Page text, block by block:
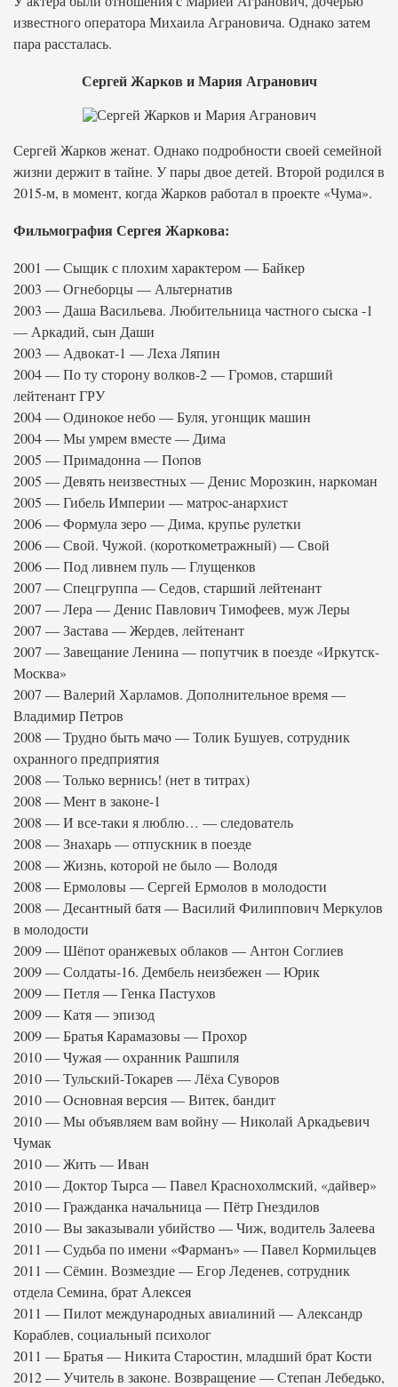
известного оператора Михаила Аграновича. Однако затем
пара рассталась.
Сергей Жарков и Мария Агранович
Сергей Жарков женат. Однако подробности своей семейной
жизни держит в тайне. У пары двое детей. Второй родился в
2015-м, в момент, когда Жарков работал в проекте «Чума».
Фильмография Сергея Жаркова:
2001 — Сыщик с плохим характером — Байкер
2003 — Огнеборцы — Альтернатив
2003 — Даша Васильева. Любительница частного сыска -1
— Аркадий, сын Даши
2003 — Адвокат-1 — Лeхa Ляпин
2004 — По ту сторону волков-2 — Гpoмoв, старший
лейтенант ГРУ
2004 — Одинокое небо — Буля, угонщик машин
2004 — Мы умрем вместе — Дима
2005 — Примадонна — Пoпoв
2005 — Девять неизвестных — Денис Морозкин, нapкoмaн
2005 — Гибель Империи — мaтpoc-aнapхиcт
2006 — Формула зеро — Димa, кpупьe pулeтки
2006 — Свой. Чужой. (короткометражный) — Свой
2006 — Под ливнем пуль — Глущенков
2007 — Спецгруппа — Седов, старший лейтенант
2007 — Лера — Денис Павлович Тимофеев, муж Леры
2007 — Застава — Жердев, лейтенант
2007 — Завещание Ленина — попутчик в поезде «Иркутск-
Москва»
2007 — Валерий Харламов. Дополнительное время —
Владимир Петров
2008 — Трудно быть мачо — Толик Бушуев, сотрудник
охранного предприятия
2008 — Только вернись! (нет в титрах)
2008 — Мент в законе-1
2008 — И все-таки я люблю… — следователь
2008 — Знахарь — отпускник в поезде
2008 — Жизнь, которой не было — Володя
2008 — Ермоловы — Сергей Ермолов в молодости
2008 — Десантный батя — Василий Филиппович Меркулов
в молодости
2009 — Шёпот оранжевых облаков — Антон Соглиев
2009 — Солдаты-16. Дембель неизбежен — Юрик
2009 — Петля — Генка Пастухов
2009 — Катя — эпизод
2009 — Братья Карамазовы — Прохор
2010 — Чужая — охранник Рашпиля
2010 — Тульский-Токарев — Лёха Суворов
2010 — Основная версия — Витек, бандит
2010 — Мы объявляем вам войну — Николай Аркадьевич
Чумак
2010 — Жить — Иван
2010 — Доктор Тырса — Павел Краснохолмский, «дайвер»
2010 — Гражданка начальница — Пётр Гнездилов
2010 — Вы заказывали убийство — Чиж, водитель Залеева
2011 — Судьба по имени «Фарманъ» — Павел Кормильцев
2011 — Сёмин. Возмездие — Егор Леденев, сотрудник
отдела Семина, брат Алексея
2011 — Пилот международных авиалиний — Александр
Кораблев, социальный психолог
2011 — Братья — Никита Старостин, младший брат Кости
2012 — Учитель в законе. Возвращение — Степан Лебедько,